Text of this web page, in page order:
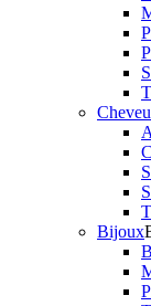
Bijoux